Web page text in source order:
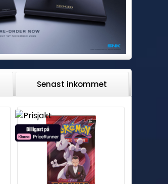
Senast inkommet